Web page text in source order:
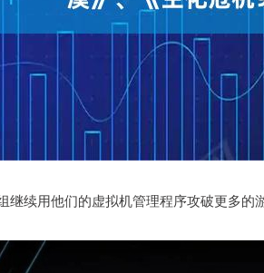
继续用他们的虚拟机管理程序攻破更多的